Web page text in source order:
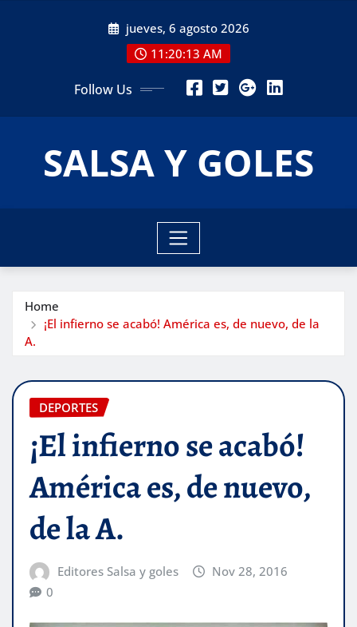
jueves, 6 agosto 2026
11:20:14 AM
Follow Us
SALSA Y GOLES
Home
¡El infierno se acabó! América es, de nuevo, de la
A.
DEPORTES
¡El infierno se acabó!
América es, de nuevo,
de la A.
Editores Salsa y goles
Nov 28, 2016
0